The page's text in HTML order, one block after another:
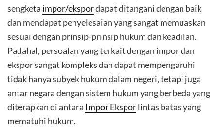
sengketa impor/ekspordapat ditangani dengan baik
dan mendapat penyelesaian yang sangat memuaskan
sesuai dengan prinsip-prinsip hukum dan keadilan.
Padahal, persoalan yang terkait dengan impor dan
ekspor sangat kompleks dan dapat mempengaruhi
tidak hanya subyek hukum dalam negeri, tetapi juga
antar negara dengan sistem hukum yang berbeda yang
diterapkan di antara Impor Eksporlintas batas yang
mematuhi hukum.